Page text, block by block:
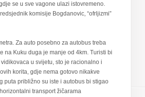
se u sve vagone ulazi istovremeno.
komisije Bogdanovic, “ofrljizmi”
Za auto posebno za autobus treba
na Kuku duga je manje od 4km. Turisti bi
u svijetu, sto je racionalno i
korita, gdje nema gotovo nikakve
puta približno su iste i autobus bi stigao
transport žičarama